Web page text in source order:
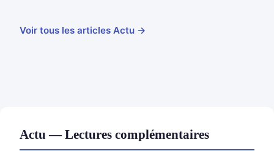
Voir tous les articles Actu →
Actu — Lectures complémentaires